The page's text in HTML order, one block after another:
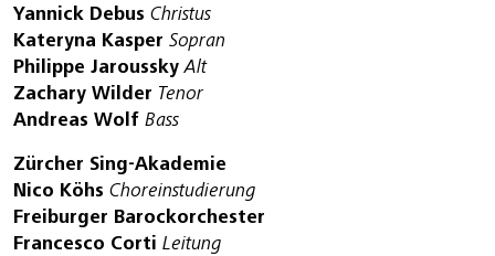
Yannick Debus Christus
Kateryna Kasper Sopran
Philippe Jaroussky Alt
Zachary Wilder Tenor
Andreas Wolf Bass
Zürcher Sing-Akademie
Nico Köhs Choreinstudierung
Freiburger Barockorchester
Francesco Corti Leitung